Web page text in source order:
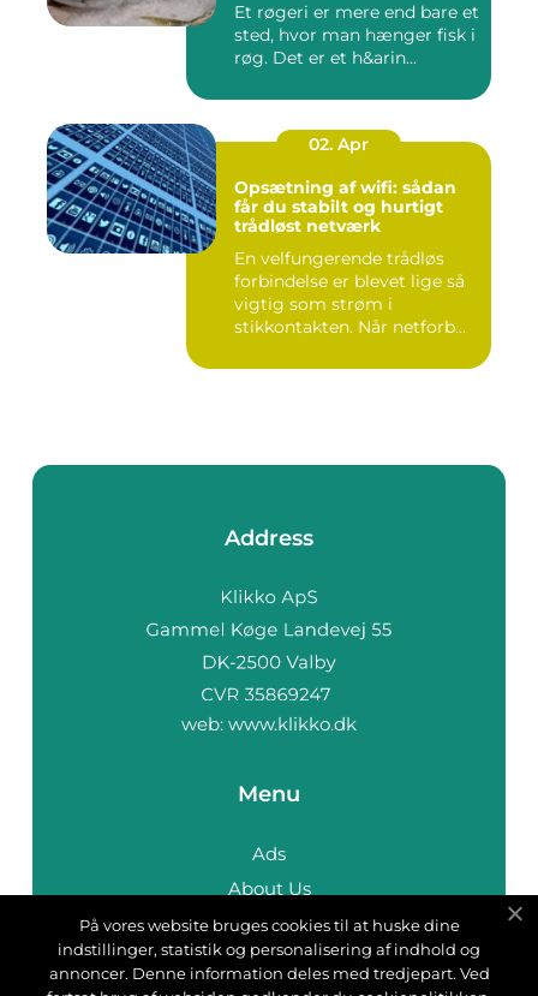
Et røgeri er mere end bare et
sted, hvor man hænger fisk i
røg. Det er et h&arin...
02. Apr
Opsætning af wifi: sådan
får du stabilt og hurtigt
trådløst netværk
En velfungerende trådløs
forbindelse er blevet lige så
vigtig som strøm i
stikkontakten. Når netforb...
Address
web: www.klikko.dk
Menu
Ads
About Us
Cookies
Contact
På vores website bruges cookies til at huske dine
indstillinger, statistik og personalisering af indhold og
annoncer. Denne information deles med tredjepart. Ved